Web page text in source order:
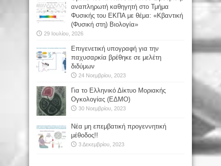
αναπληρωτή καθηγητή στο Τμήμα
Φυσικής του ΕΚΠΑ με θέμα: «Κβαντική
(Φυσική στη) Βιολογία»
29 Ιουλίου, 2026
Επιγενετική υπογραφή για την
παχυσαρκία βρέθηκε σε μελέτη
διδύμων
24 Νοεμβρίου, 2023
Για το Ελληνικό Δίκτυο Μοριακής
Ογκολογίας (ΕΔΜΟ)
30 Νοεμβρίου, 2023
Νέα μη επεμβατική προγεννητική
μέθοδος!!
3 Δεκεμβρίου, 2023